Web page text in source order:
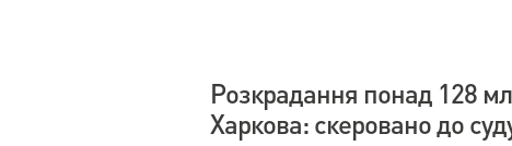
Розкрадання понад 128
Харкова: скеровано до